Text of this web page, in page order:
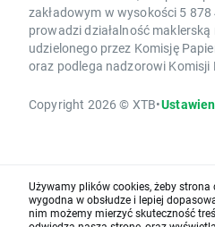
zakładowym w wysokości 5 878
prowadzi działalność
udzielonego przez Komisję
oraz podlega nadzorowi Komisji
Copyright 2026 © XTB•
Używamy plików cookies, żeby strona
wygodna w obsłudze i lepiej
nim możemy mierzyć skuteczność